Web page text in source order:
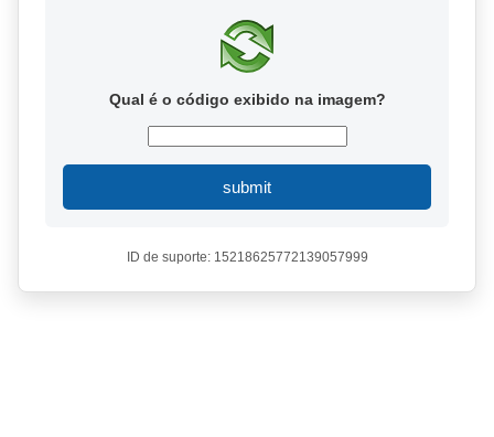
Qual é o código exibido na imagem?
submit
ID de suporte: 15218625772139057999